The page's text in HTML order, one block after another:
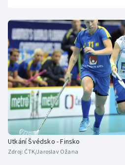
Utkání Švédsko - Finsko
Zdroj: ČTK/Jaroslav Ožana